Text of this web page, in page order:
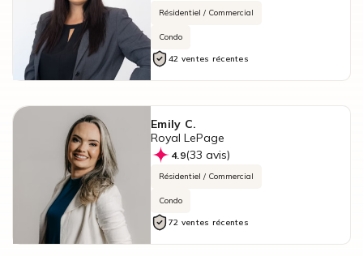
Résidentiel / Commercial
Condo
42 ventes récentes
Emily C.
Royal LePage
4.9(33 avis)
Résidentiel / Commercial
Condo
72 ventes récentes